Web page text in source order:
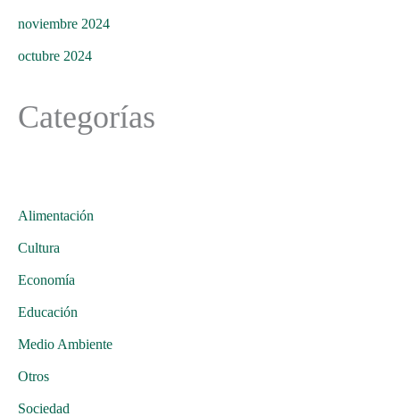
noviembre 2024
octubre 2024
Categorías
Alimentación
Cultura
Economía
Educación
Medio Ambiente
Otros
Sociedad